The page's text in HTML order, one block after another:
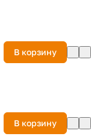
В корзину
В корзину